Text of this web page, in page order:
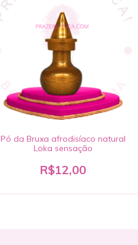
Pó da Bruxa afrodisíaco natural
Loka sensação
R$12,00